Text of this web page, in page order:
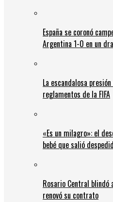
España se coronó
Argentina 1-0 en un
La escandalosa
reglamentos de la FIFA
«Es un milagro»: el
bebé que salió
Rosario Central blindó
renovó su contrato